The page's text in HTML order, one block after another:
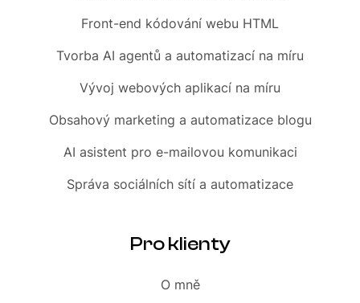
Front-end kódování webu HTML
Tvorba AI agentů a automatizací na míru
Vývoj webových aplikací na míru
Obsahový marketing a automatizace blogu
AI asistent pro e-mailovou komunikaci
Správa sociálních sítí a automatizace
Pro klienty
O mně